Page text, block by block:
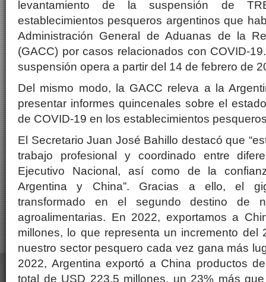
levantamiento de la suspensión de
establecimientos pesqueros argentinos que
Administración General de Aduanas de la
(GACC) por casos relacionados con COVID-
suspensión opera a partir del 14 de febrero de
Del mismo modo, la GACC releva a la
presentar informes quincenales sobre el
de COVID-19 en los establecimientos
El Secretario Juan José Bahillo destacó que
trabajo profesional y coordinado entre
Ejecutivo Nacional, así como de la
Argentina y China”. Gracias a ello, el
transformado en el segundo destino de
agroalimentarias. En 2022, exportamos a
millones, lo que representa un incremento del
nuestro sector pesquero cada vez gana más
2022, Argentina exportó a China productos
total de USD 223,5 millones, un 23% más